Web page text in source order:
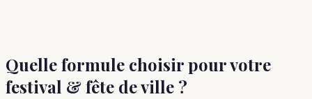
Quelle formule choisirpour votre
festival & fête de ville ?